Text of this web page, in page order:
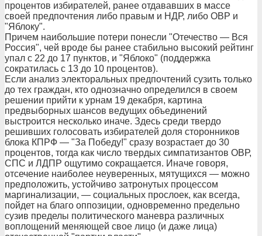
процентов избирателей, ранее отдававших в массе
своей предпочтения либо правым и НДР, либо ОВР и
"Яблоку".
Причем наибольшие потери понесли "Отечество — Вся
Россия", чей вроде бы ранее стабильно высокий рейтинг
упал с 22 до 17 пунктов, и "Яблоко" (поддержка
сократилась с 13 до 10 процентов).
Если анализ электоральных предпочтений сузить только
до тех граждан, кто однозначно определился в своем
решении прийти к урнам 19 декабря, картина
предвыборных шансов ведущих объединений
выстроится несколько иначе. Здесь среди твердо
решивших голосовать избирателей доля сторонников
блока КПРФ — "За Победу!" сразу возрастает до 30
процентов, тогда как число твердых симпатизантов ОВР,
СПС и ЛДПР ощутимо сокращается. Иначе говоря,
отсечение наиболее неуверенных, мятущихся — можно
предположить, устойчиво затронутых процессом
маргинализации, — социальных прослоек, как всегда,
пойдет на благо оппозиции, одновременно предельно
сузив пределы политического маневра различных
воплощений меняющей свое лицо (и даже лица)